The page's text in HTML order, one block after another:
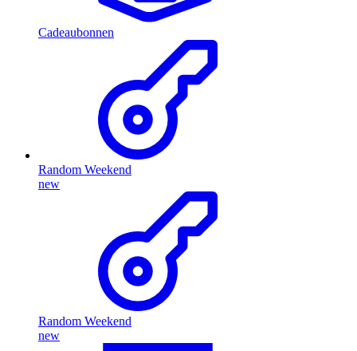
Cadeaubonnen
Random Weekend
new
Random Weekend
new